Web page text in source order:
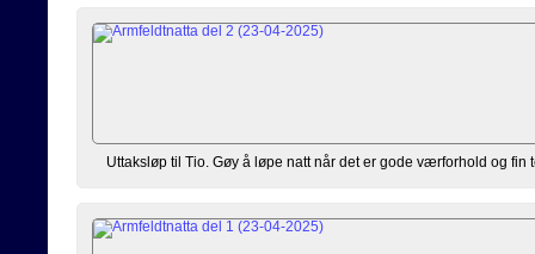
Uttaksløp til Tio. Gøy å løpe natt når det er gode værforhold og